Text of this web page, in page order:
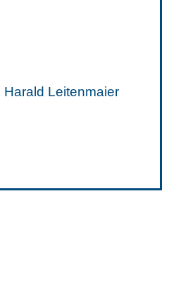
| Harald Leitenmaier